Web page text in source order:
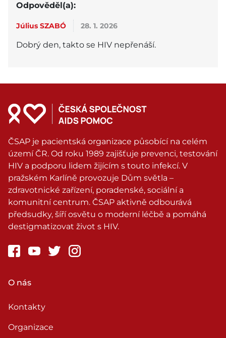
Odpověděl(a):
Július SZABÓ 28. 1. 2026
Dobrý den, takto se HIV nepřenáší.
ČSAP je pacientská organizace působící na celém
území ČR. Od roku 1989 zajišťuje prevenci, testování
HIV a podporu lidem žijícím s touto infekcí. V
pražském Karlíně provozuje Dům světla –
zdravotnické zařízení, poradenské, sociální a
komunitní centrum. ČSAP aktivně odbourává
předsudky, šíří osvětu o moderní léčbě a pomáhá
destigmatizovat život s HIV.
O nás
Kontakty
Organizace